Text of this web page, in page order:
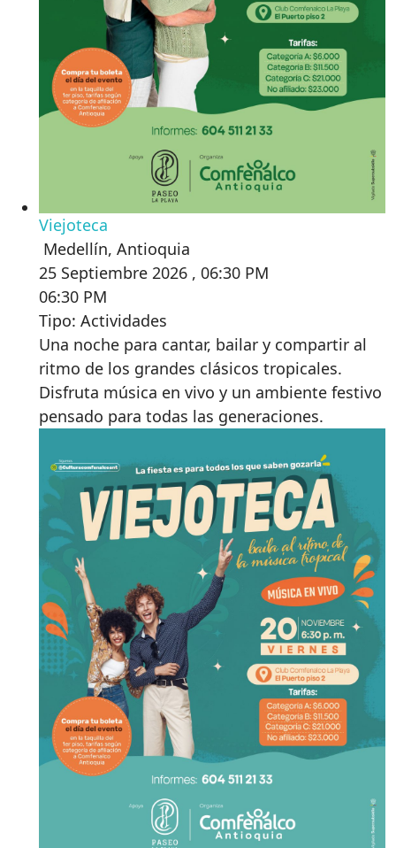
Viejoteca
Medellín, Antioquia
25 Septiembre 2026 , 06:30 PM
06:30 PM
Tipo: Actividades
Una noche para cantar, bailar y compartir al
ritmo de los grandes clásicos tropicales.
Disfruta música en vivo y un ambiente festivo
pensado para todas las generaciones.